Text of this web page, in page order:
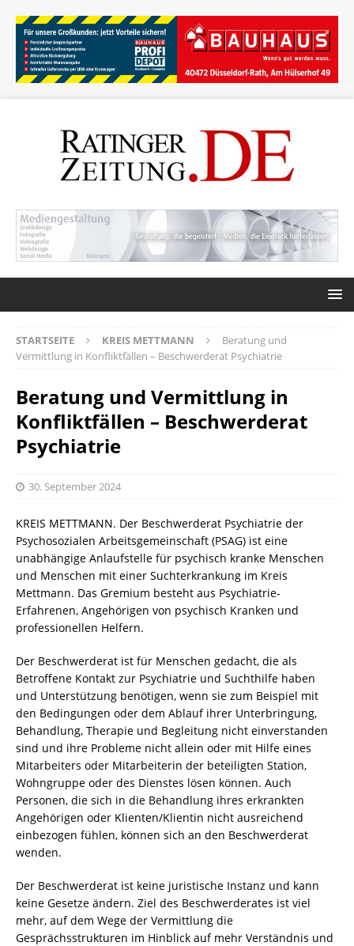
STARTSEITE KREIS METTMANN
Beratung und
Vermittlung in Konfliktfällen – Beschwerderat Psychiatrie
Beratung und Vermittlung in
Konfliktfällen – Beschwerderat
Psychiatrie
30. September 2024
KREIS METTMANN. Der Beschwerderat Psychiatrie der
Psychosozialen Arbeitsgemeinschaft (PSAG) ist eine
unabhängige Anlaufstelle für psychisch kranke Menschen
und Menschen mit einer Suchterkrankung im Kreis
Mettmann. Das Gremium besteht aus Psychiatrie-
Erfahrenen, Angehörigen von psychisch Kranken und
professionellen Helfern.
Der Beschwerderat ist für Menschen gedacht, die als
Betroffene Kontakt zur Psychiatrie und Suchthilfe haben
und Unterstützung benötigen, wenn sie zum Beispiel mit
den Bedingungen oder dem Ablauf ihrer Unterbringung,
Behandlung, Therapie und Begleitung nicht einverstanden
sind und ihre Probleme nicht allein oder mit Hilfe eines
Mitarbeiters oder Mitarbeiterin der beteiligten Station,
Wohngruppe oder des Dienstes lösen können. Auch
Personen, die sich in die Behandlung ihres erkrankten
Angehörigen oder Klienten/Klientin nicht ausreichend
einbezogen fühlen, können sich an den Beschwerderat
wenden.
Der Beschwerderat ist keine juristische Instanz und kann
keine Gesetze ändern. Ziel des Beschwerderates ist viel
mehr, auf dem Wege der Vermittlung die
Gesprächsstrukturen im Hinblick auf mehr Verständnis und